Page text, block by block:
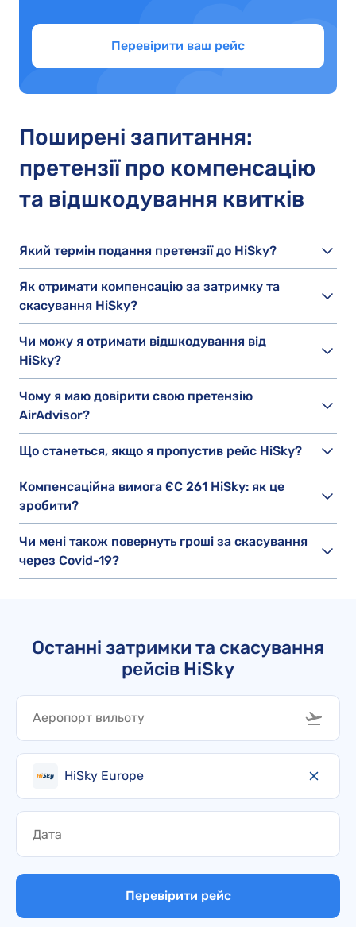
Перевірити ваш рейс
Поширені запитання:
претензії про компенсацію
та відшкодування квитків
Який термін подання претензії до HiSky?
Як отримати компенсацію за затримку та
скасування HiSky?
Чи можу я отримати відшкодування від
HiSky?
Чому я маю довірити свою претензію
AirAdvisor?
Що станеться, якщо я пропустив рейс HiSky?
Компенсаційна вимога ЄС 261 HiSky: як це
зробити?
Чи мені також повернуть гроші за скасування
через Covid-19?
Останні затримки та скасування
рейсів HiSky
HiSky Europe
Перевірити рейс